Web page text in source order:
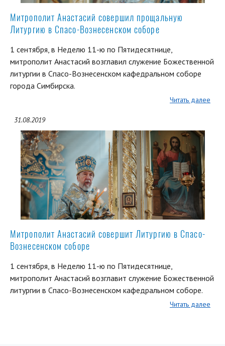
Митрополит Анастасий совершил прощальную
Литургию в Спасо-Вознесенском соборе
1 сентября, в Неделю 11-ю по Пятидесятнице,
митрополит Анастасий возглавил служение Божественной
литургии в Спасо-Вознесенском кафедральном соборе
города Симбирска.
Читать далее
31.08.2019
Митрополит Анастасий совершит Литургию в Спасо-
Вознесенском соборе
1 сентября, в Неделю 11-ю по Пятидесятнице,
митрополит Анастасий возглавит служение Божественной
литургии в Спасо-Вознесенском кафедральном соборе.
Читать далее